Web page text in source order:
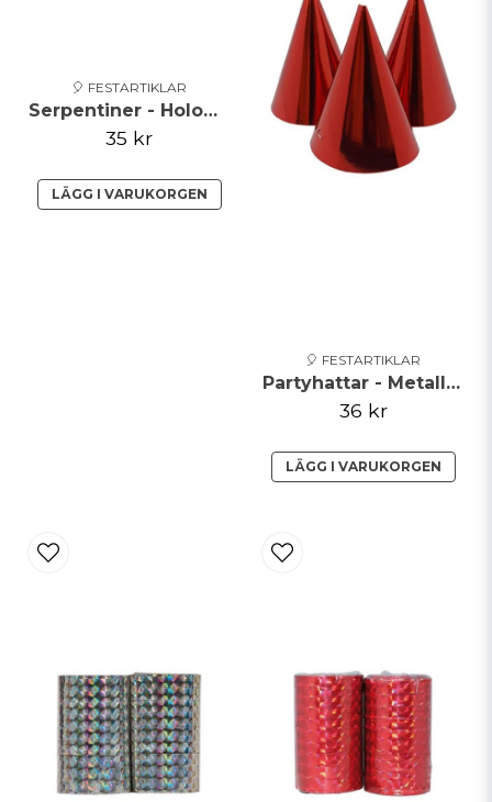
🎈 FESTARTIKLAR
Serpentiner - Holographic - Blå
35 kr
LÄGG I VARUKORGEN
🎈 FESTARTIKLAR
Partyhattar - Metallic - Röd
36 kr
LÄGG I VARUKORGEN